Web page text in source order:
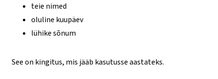
teie nimed
oluline kuupäev
lühike sõnum
See on kingitus, mis jääb kasutusse aastateks.